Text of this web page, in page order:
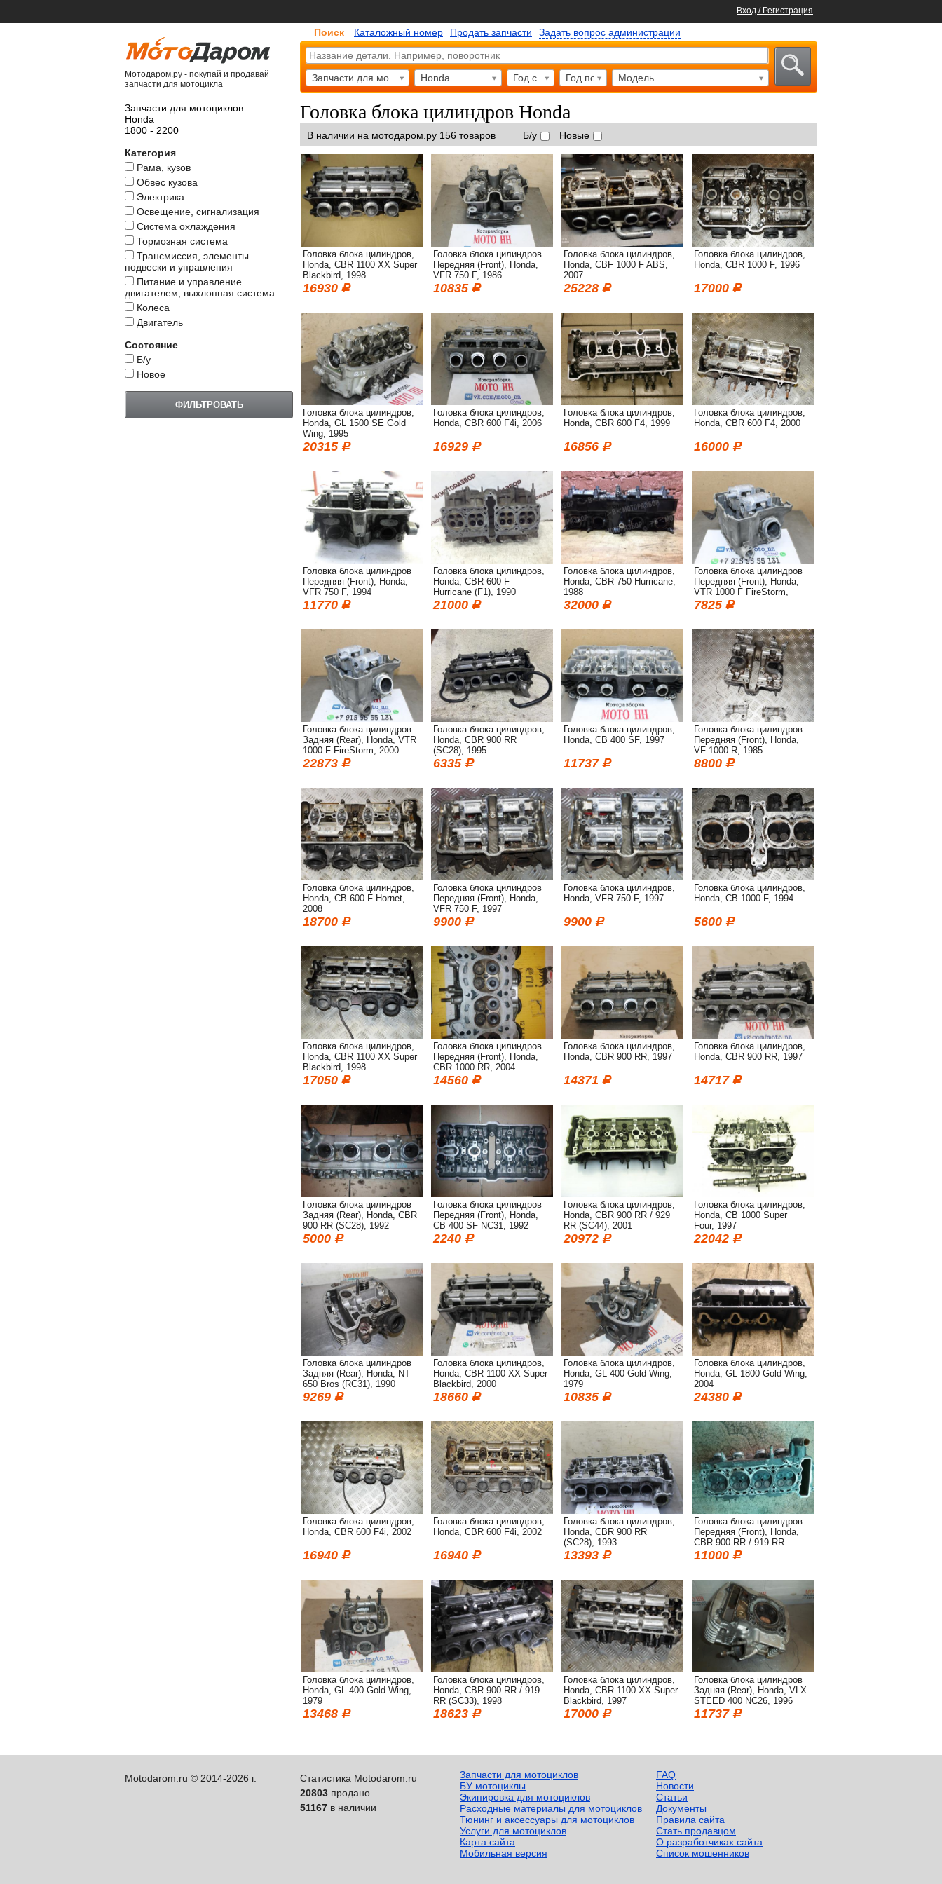
Вход / Регистрация
Мотодаром.ру - покупай и продавай
запчасти для мотоцикла
Запчасти для мотоциклов
Honda
1800 - 2200
Категория
Рама, кузов
Обвес кузова
Электрика
Освещение, сигнализация
Система охлаждения
Тормозная система
Трансмиссия, элементы
подвески и управления
Питание и управление
двигателем, выхлопная система
Колеса
Двигатель
Состояние
Б/у
Новое
Поиск Каталожный номер Продать запчасти Задать вопрос администрации
Honda Год с Год по Модель
Головка блока цилиндров Honda
В наличии на мотодаром.ру 156 товаров Б/у Новые
Головка блока цилиндров,
Honda, CBR 1100 XX Super
Blackbird, 1998
16930
Головка блока цилиндров
Передняя (Front), Honda,
VFR 750 F, 1986
10835
Головка блока цилиндров,
Honda, CBF 1000 F ABS,
2007
25228
Головка блока цилиндров,
Honda, CBR 1000 F, 1996
17000
Головка блока цилиндров,
Honda, GL 1500 SE Gold
Wing, 1995
20315
Головка блока цилиндров,
Honda, CBR 600 F4i, 2006
16929
Головка блока цилиндров,
Honda, CBR 600 F4, 1999
16856
Головка блока цилиндров,
Honda, CBR 600 F4, 2000
16000
Головка блока цилиндров
Передняя (Front), Honda,
VFR 750 F, 1994
11770
Головка блока цилиндров,
Honda, CBR 600 F
Hurricane (F1), 1990
21000
Головка блока цилиндров,
Honda, CBR 750 Hurricane,
1988
32000
Головка блока цилиндров
Передняя (Front), Honda,
VTR 1000 F FireStorm,
2000
7825
Головка блока цилиндров
Задняя (Rear), Honda, VTR
1000 F FireStorm, 2000
22873
Головка блока цилиндров,
Honda, CBR 900 RR
(SC28), 1995
6335
Головка блока цилиндров,
Honda, CB 400 SF, 1997
11737
Головка блока цилиндров
Передняя (Front), Honda,
VF 1000 R, 1985
8800
Головка блока цилиндров,
Honda, CB 600 F Hornet,
2008
18700
Головка блока цилиндров
Передняя (Front), Honda,
VFR 750 F, 1997
9900
Головка блока цилиндров,
Honda, VFR 750 F, 1997
9900
Головка блока цилиндров,
Honda, CB 1000 F, 1994
5600
Головка блока цилиндров,
Honda, CBR 1100 XX Super
Blackbird, 1998
17050
Головка блока цилиндров
Передняя (Front), Honda,
CBR 1000 RR, 2004
14560
Головка блока цилиндров,
Honda, CBR 900 RR, 1997
14371
Головка блока цилиндров,
Honda, CBR 900 RR, 1997
14717
Головка блока цилиндров
Задняя (Rear), Honda, CBR
900 RR (SC28), 1992
5000
Головка блока цилиндров
Передняя (Front), Honda,
CB 400 SF NC31, 1992
2240
Головка блока цилиндров,
Honda, CBR 900 RR / 929
RR (SC44), 2001
20972
Головка блока цилиндров,
Honda, CB 1000 Super
Four, 1997
22042
Головка блока цилиндров
Задняя (Rear), Honda, NT
650 Bros (RC31), 1990
9269
Головка блока цилиндров,
Honda, CBR 1100 XX Super
Blackbird, 2000
18660
Головка блока цилиндров,
Honda, GL 400 Gold Wing,
1979
10835
Головка блока цилиндров,
Honda, GL 1800 Gold Wing,
2004
24380
Головка блока цилиндров,
Honda, CBR 600 F4i, 2002
16940
Головка блока цилиндров,
Honda, CBR 600 F4i, 2002
16940
Головка блока цилиндров,
Honda, CBR 900 RR
(SC28), 1993
13393
Головка блока цилиндров
Передняя (Front), Honda,
CBR 900 RR / 919 RR
(SC33)
11000
Головка блока цилиндров,
Honda, GL 400 Gold Wing,
1979
13468
Головка блока цилиндров,
Honda, CBR 900 RR / 919
RR (SC33), 1998
18623
Головка блока цилиндров,
Honda, CBR 1100 XX Super
Blackbird, 1997
17000
Головка блока цилиндров
Задняя (Rear), Honda, VLX
STEED 400 NC26, 1996
11737
Motodarom.ru © 2014-2026 г.
Статистика Motodarom.ru
20803 продано
51167 в наличии
Запчасти для мотоциклов
БУ мотоциклы
Экипировка для мотоциклов
Расходные материалы для мотоциклов
Тюнинг и аксессуары для мотоциклов
Услуги для мотоциклов
Карта сайта
Мобильная версия
FAQ
Новости
Статьи
Документы
Правила сайта
Стать продавцом
О разработчиках сайта
Список мошенников